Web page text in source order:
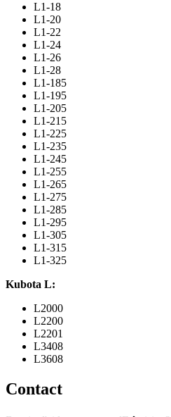
L1-18
L1-20
L1-22
L1-24
L1-26
L1-28
L1-185
L1-195
L1-205
L1-215
L1-225
L1-235
L1-245
L1-255
L1-265
L1-275
L1-285
L1-295
L1-305
L1-315
L1-325
Kubota L:
L2000
L2200
L2201
L3408
L3608
Contact